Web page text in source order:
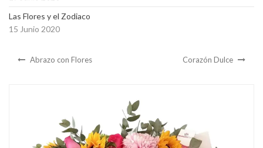
Las Flores y el Zodiaco
15 Junio 2020
Abrazo con Flores Corazón Dulce